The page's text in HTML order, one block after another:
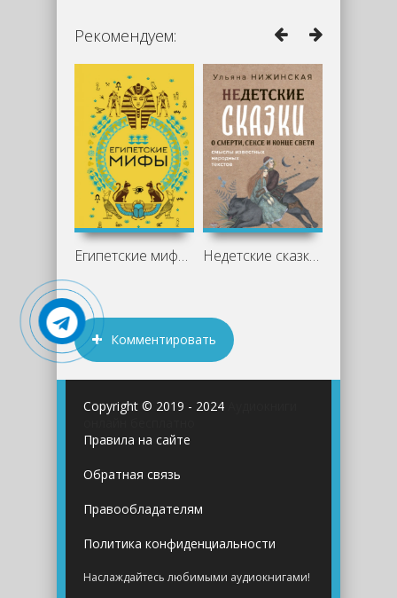
Рекомендуем:
Египетские мифы - А. Н. Николаева Недетские сказки о смерти, сексе и
Комментировать
Copyright © 2019 - 2024
Правила на сайте
Обратная связь
Правообладателям
Политика конфиденциальности
Наслаждайтесь любимыми аудиокнигами!